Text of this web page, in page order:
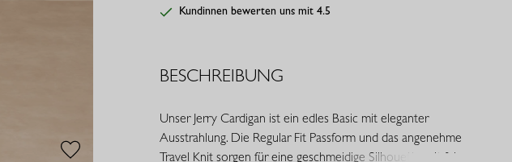
Kundinnen bewerten uns mit 4.5
BESCHREIBUNG
Unser Jerry Cardigan ist ein edles Basic mit eleganter
Ausstrahlung. Die Regular Fit Passform und das angenehme
Travel Knit sorgen für eine geschmeidige Silhouette mit feinem